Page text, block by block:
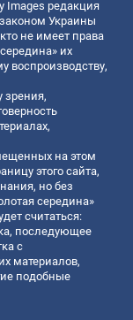
Images редакция
Украины
не имеет права
их
воспроизводству,
зрения,
на этом
этого сайта,
но без
середина»
считаться:
последующее
с
материалов,
подобные